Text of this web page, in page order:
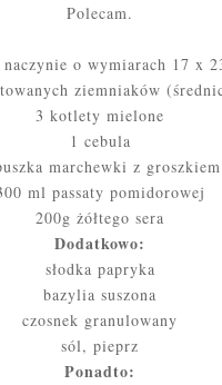
Polecam.
o wymiarach 17 x
ziemniaków
3 kotlety mielone
1 cebula
marchewki z groszkiem
ml passaty pomidorowej
200g żółtego sera
Dodatkowo:
słodka papryka
bazylia suszona
czosnek granulowany
sól, pieprz
Ponadto: